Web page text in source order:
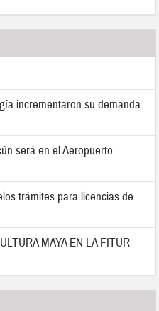
incrementaron su demanda
será en el Aeropuerto
trámites para licencias de
MAYA EN LA FITUR